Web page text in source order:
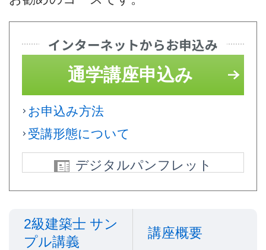
インターネットからお申込み
通学講座申込み
お申込み方法
受講形態について
デジタルパンフレット
2級建築士 サン
プル講義
講座概要